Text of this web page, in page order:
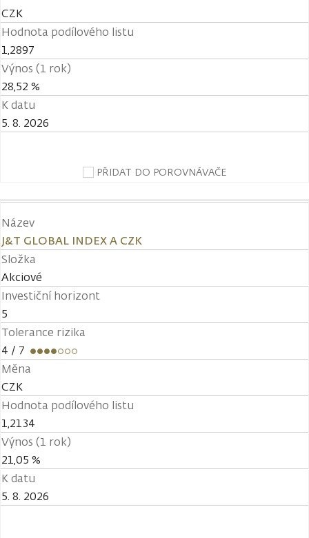
CZK
Hodnota podílového listu
1,2897
Výnos (1 rok)
28,52 %
K datu
5. 8. 2026
PŘIDAT DO POROVNÁVAČE
Název
J&T GLOBAL INDEX A CZK
Složka
Akciové
Investiční horizont
5
Tolerance rizika
4 / 7
Měna
CZK
Hodnota podílového listu
1,2134
Výnos (1 rok)
21,05 %
K datu
5. 8. 2026